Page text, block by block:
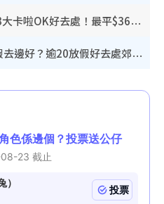
唱K推介2026︱全港13大卡啦OK好去處！最平$36起 日文K都有！(附地址+收費詳情)
假日好去處｜2026放假去邊好？逾20放假好去處郊外/秘景 休閒半日或一日遊